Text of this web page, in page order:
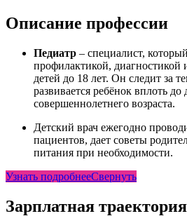
Описание профессии
Педиатр – специалист,
профилактикой, диагностикой
детей до 18 лет. Он следит за
развивается ребёнок вплоть
совершеннолетнего возраста.
Детский врач ежегодно
пациентов, дает советы
питания при необходимости.
Узнать подробнееСвернуть
Зарплатная траектория